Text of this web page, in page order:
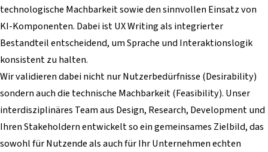
technologische Machbarkeit sowie den sinnvollen Einsatz von
KI-Komponenten. Dabei ist UX Writing als integrierter
Bestandteil entscheidend, um Sprache und Interaktionslogik
konsistent zu halten.
Wir validieren dabei nicht nur Nutzerbedürfnisse (Desirability)
sondern auch die technische Machbarkeit (Feasibility). Unser
interdisziplinäres Team aus Design, Research, Development und
Ihren Stakeholdern entwickelt so ein gemeinsames Zielbild, das
sowohl für Nutzende als auch für Ihr Unternehmen echten